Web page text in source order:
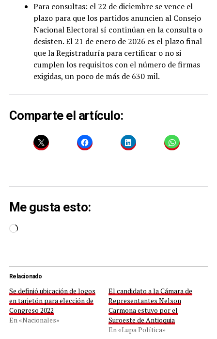
Para consultas: el 22 de diciembre se vence el
plazo para que los partidos anuncien al Consejo
Nacional Electoral sí continúan en la consulta o
desisten. El 21 de enero de 2026 es el plazo final
que la Registraduría para certificar o no si
cumplen los requisitos con el número de firmas
exigidas, un poco de más de 630 mil.
Comparte el artículo:
Me gusta esto:
Cargando...
Relacionado
Se definió ubicación de logos
en tarjetón para elección de
Congreso 2022
En «Nacionales»
El candidato a la Cámara de
Representantes Nelson
Carmona estuvo por el
Suroeste de Antioquia
En «Lupa Política»